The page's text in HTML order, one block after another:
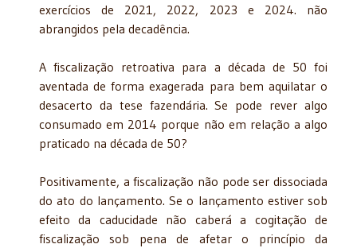
exercícios de 2021, 2022, 2023 e 2024. não
abrangidos pela decadência.
A fiscalização retroativa para a década de 50 foi
aventada de forma exagerada para bem aquilatar o
desacerto da tese fazendária. Se pode rever algo
consumado em 2014 porque não em relação a algo
praticado na década de 50?
Positivamente, a fiscalização não pode ser dissociada
do ato do lançamento. Se o lançamento estiver sob
efeito da caducidade não caberá a cogitação de
fiscalização sob pena de afetar o princípio da